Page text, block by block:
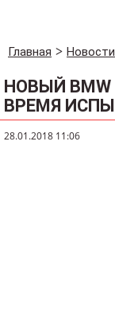
Главная Новости
НОВЫЙ
ВРЕМЯ
28.01.2018 11:06